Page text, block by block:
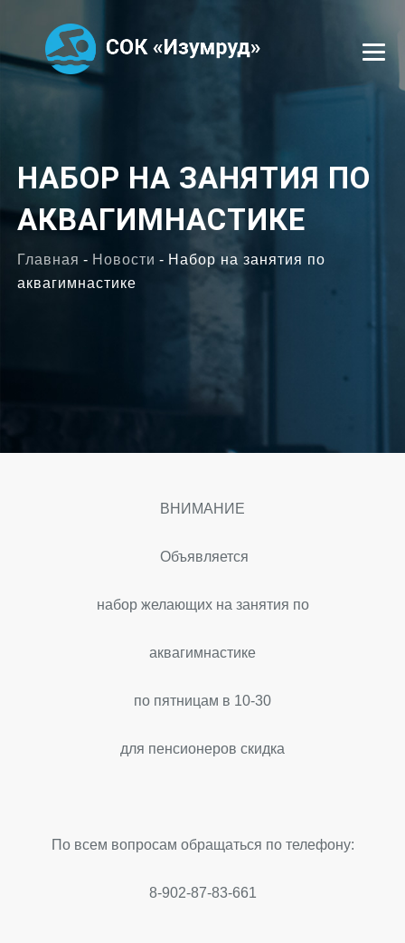
СЕКЦИИ
ТРЕНЕРЫ
ОТЗЫВЫ
НАБОР НА ЗАНЯТИЯ ПО
АКВАГИМНАСТИКЕ
Главная - Новости - Набор на занятия по
аквагимнастике
ВНИМАНИЕ
Объявляется
набор желающих на занятия по
аквагимнастике
по пятницам в 10-30
для пенсионеров скидка
По всем вопросам обращаться по телефону:
8-902-87-83-661